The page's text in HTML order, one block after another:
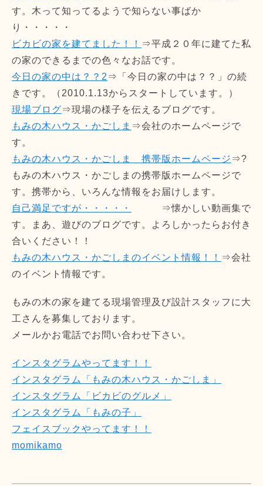
す。木って知ってるようで知らない事ばか
り・・・・・
ビカビの家を建てました！！ ⇒平成２０年に建てた私
の家のできるまでの色々なお話です。
今日の家の中は？？2 ⇒「今日の家の中は？？」の続
きです。（2010.1.13からスタートしています。）
現場ブログ⇒現場の様子を伝えるブログです。
もみの木ハウス・かごしま ⇒会社のホームページで
す。
もみの木ハウス・かごしま 携帯版ホームページ ⇒?
もみの木ハウス・かごしまの携帯版ホームページで
す。携帯から、いろんな情報をお届けします。
自己満足ですが・・・・・
⇒懐かしい動画集で
す。まあ、遊びのブログです。よろしかったらお付き
合いください！！
もみの木ハウス・かごしまのイベント情報！！ ⇒会社
のイベント情報です。
もみの木の家を建てる現場管理及び設計スタッフに大
工さんを募集しております。
メールかお電話でお問い合わせ下さい。
インスタグラムやってます！！
インスタグラム「もみの木ハウス・かごしま」
インスタグラム「ビカビのグルメ」
インスタグラム「もみの子」
フェイスブックやってます！！
momikamo